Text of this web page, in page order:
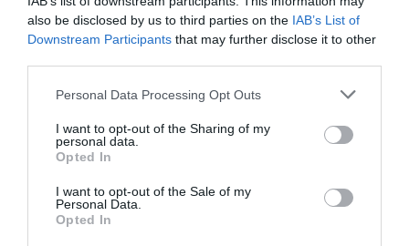
also be disclosed by us to third parties on the IAB’s List of
Downstream Participants that may further disclose it to other
Personal Data Processing Opt Outs
I want to opt-out of the Sharing of my
personal data.
Opted In
I want to opt-out of the Sale of my
Personal Data.
Opted In